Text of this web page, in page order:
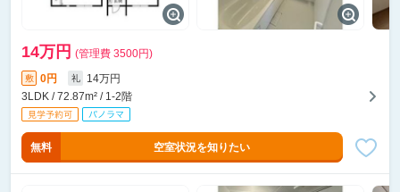
14万円 (管理費 3500円)
敷 0円 礼
14万円
3LDK / 72.87m² / 1-2階
無料 空室状況を知りたい